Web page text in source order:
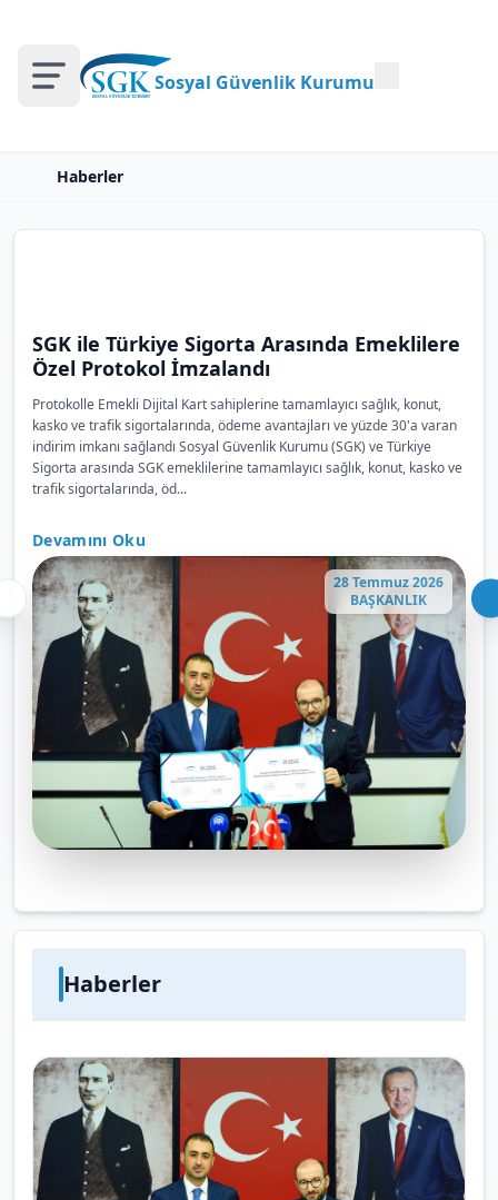
Sosyal Güvenlik Kurumu
Haberler
SGK ile Türkiye Sigorta Arasında Emeklilere
Özel Protokol İmzalandı
Protokolle Emekli Dijital Kart sahiplerine tamamlayıcı sağlık, konut,
kasko ve trafik sigortalarında, ödeme avantajları ve yüzde 30'a varan
indirim imkanı sağlandı Sosyal Güvenlik Kurumu (SGK) ve Türkiye
Sigorta arasında SGK emeklilerine tamamlayıcı sağlık, konut, kasko ve
trafik sigortalarında, öd...
Devamını Oku
28 Temmuz 2026
BAŞKANLIK
Haberler